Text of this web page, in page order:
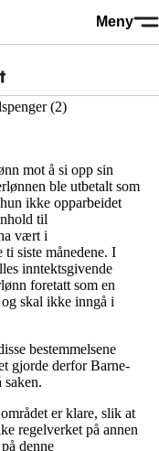
Meny
(2)
mot å si opp sin
ble utbetalt som
ikke opparbeidet
til
vært i
ti siste månedene. I
inntektsgivende
foretatt som en
skal ikke inngå i
bestemmelsene
gjorde derfor Barne-
saken.
er klare, slik at
regelverket på annen
denne